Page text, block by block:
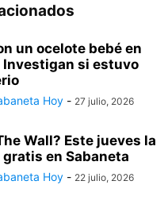
un ocelote bebé en
Investigan si estuvo
Hoy - 27 julio, 2026
Wall? Este jueves la
en Sabaneta
Hoy - 22 julio, 2026